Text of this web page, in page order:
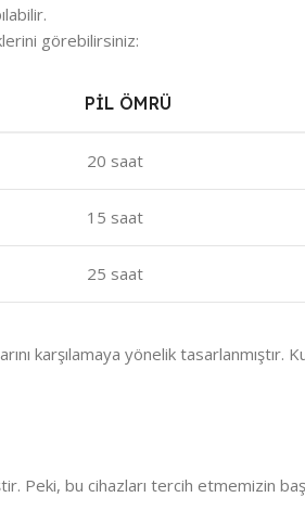
görebilirsiniz:
PIL ÖMRÜ
20 saat
15 saat
25 saat
karşılamaya yönelik tasarlanmıştır.
Peki, bu cihazları tercih etmemizin